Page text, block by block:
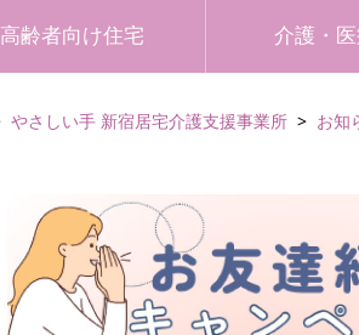
高齢者向け住宅 介護・
やさしい手 新宿居宅介護支援事業所 お知